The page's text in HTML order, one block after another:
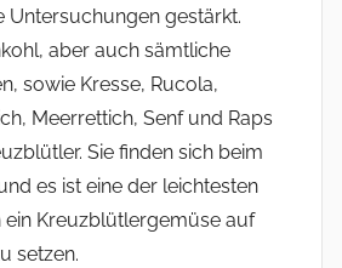
Untersuchungen gestärkt.
aber auch sämtliche
sowie Kresse, Rucola,
Meerrettich, Senf und Raps
Sie finden sich beim
es ist eine der leichtesten
Kreuzblütlergemüse auf
setzen.